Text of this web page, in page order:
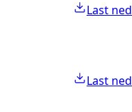
Last ned
Last ned